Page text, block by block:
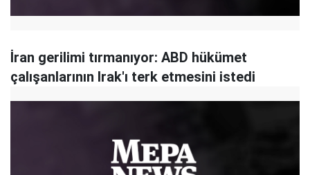
İran gerilimi tırmanıyor: ABD hükümet
çalışanlarının Irak'ı terk etmesini istedi